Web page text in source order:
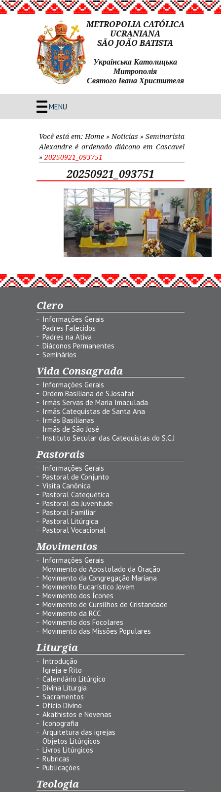
METROPOLIA CATÓLICA
UCRANIANA
SÃO JOÃO BATISTA
Українська Католицька
Митрополія
Святого Івана Христителя
MENU
Você está em: Home » Noticias » Seminarista
Alexandre é ordenado diácono em Cascavel
» 20250921_093751
20250921_093751
Clero
Informações Gerais
Padres Falecidos
Padres na Ativa
Diáconos Permanentes
Seminários
Vida Consagrada
Informações Gerais
Ordem Basiliana de S.Josafat
Irmãs Servas de Maria Imaculada
Irmãs Catequistas de Santa Ana
Irmãs Basilianas
Irmãs de São José
Instituto Secular das Catequistas do S.C.J
Pastorais
Informações Gerais
Pastoral de Conjunto
Visita Canônica
Pastoral Catequética
Pastoral da Juventude
Pastoral Familiar
Pastoral Litúrgica
Pastoral Vocacional
Movimentos
Informações Gerais
Movimento do Apostolado da Oração
Movimento da Congregação Mariana
Movimento Eucarístico Jovem
Movimento dos Ícones
Movimento de Cursilhos de Cristandade
Movimento da RCC
Movimento dos Focolares
Movimento das Missões Populares
Liturgia
Introdução
Igreja e Rito
Calendário Litúrgico
Divina Liturgia
Sacramentos
Ofício Divino
Akathistos e Novenas
Iconografia
Arquitetura das igrejas
Objetos Litúrgicos
Livros Litúrgicos
Rubricas
Publicações
Teologia